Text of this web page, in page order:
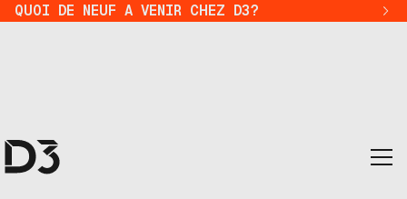
QUOI DE NEUF A VENIR CHEZ D3?